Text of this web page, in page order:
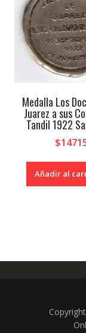
Medalla Los
Juarez a sus
Tandil 1922
$
Añadir al